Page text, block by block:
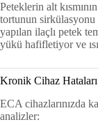
Peteklerin alt
tortunun sirkülasyonu
yapılan ilaçlı petek
yükü hafifletiyor ve
Kronik Cihaz
ECA cihazlarınızda
analizler: